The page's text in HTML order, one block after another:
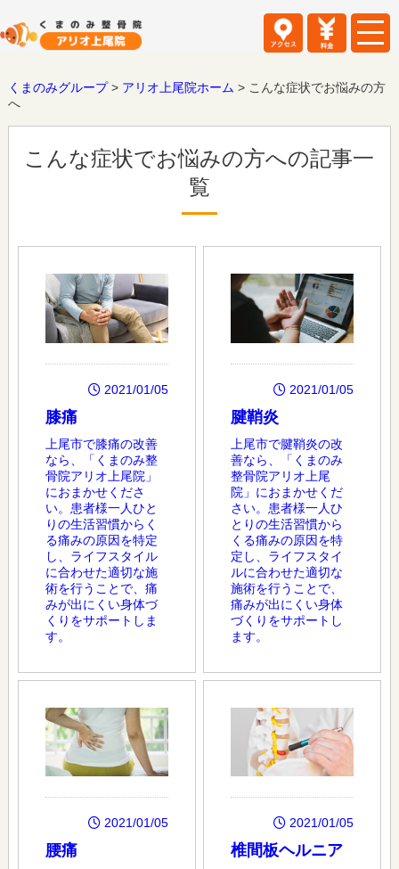
くまのみグループ> アリオ上尾院ホーム > こんな症状でお悩みの方
へ
こんな症状でお悩みの方への記事一
覧
2021/01/05
膝痛
上尾市で膝痛の改善
なら、「くまのみ整
骨院アリオ上尾院」
におまかせくださ
い。患者様一人ひと
りの生活習慣からく
る痛みの原因を特定
し、ライフスタイル
に合わせた適切な施
術を行うことで、痛
みが出にくい身体づ
くりをサポートしま
す。
2021/01/05
腱鞘炎
上尾市で腱鞘炎の改
善なら、「くまのみ
整骨院アリオ上尾
院」におまかせくだ
さい。患者様一人ひ
とりの生活習慣から
くる痛みの原因を特
定し、ライフスタイ
ルに合わせた適切な
施術を行うことで、
痛みが出にくい身体
づくりをサポートし
ます。
2021/01/05
腰痛
2021/01/05
椎間板ヘルニア